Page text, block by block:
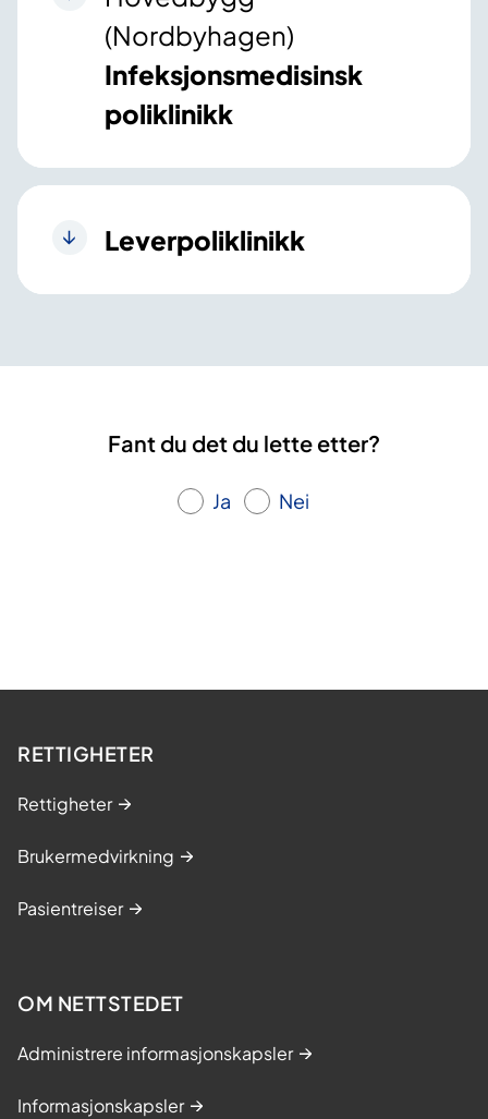
(Nordbyhagen)
Infeksjonsmedisinsk
poliklinikk
Leverpoliklinikk
Fant du det du lette etter?
Ja Nei
RETTIGHETER
Rettigheter
Brukermedvirkning
Pasientreiser
OM NETTSTEDET
Administrere informasjonskapsler
Informasjonskapsler